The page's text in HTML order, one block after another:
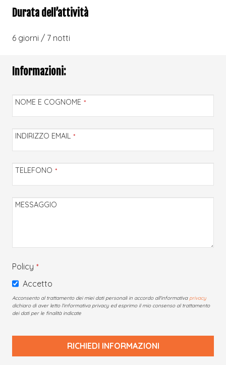
Durata dell’attività
6 giorni / 7 notti
Informazioni:
NOME E COGNOME *
INDIRIZZO EMAIL *
TELEFONO *
MESSAGGIO
Policy *
Accetto
Acconsento al trattamento dei miei dati personali in accordo all'informativa privacy
dichiaro di aver letto l'informativa privacy ed esprimo il mio consenso al trattamento
dei dati per le finalità indicate
RICHIEDI INFORMAZIONI